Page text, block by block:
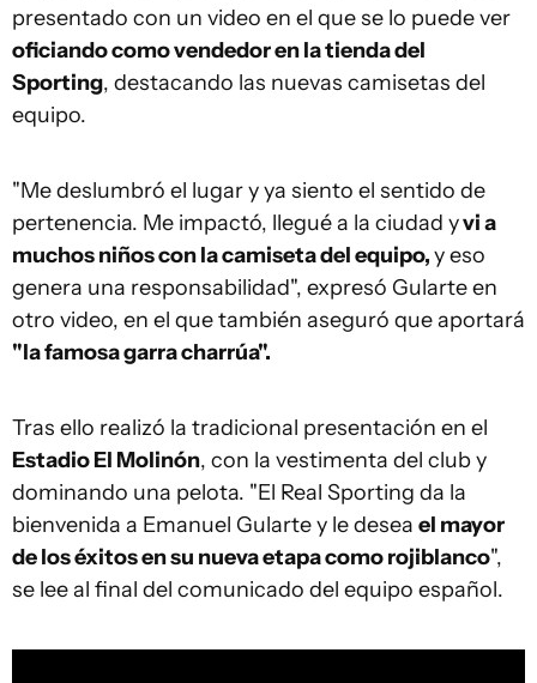
presentado con un video en el que se lo puede ver
oficiando como vendedor en la tienda del
Sporting, destacando las nuevas camisetas del
equipo.
"Me deslumbró el lugar y ya siento el sentido de
pertenencia. Me impactó, llegué a la ciudad yvi a
muchos niños con la camiseta del equipo,y eso
genera una responsabilidad", expresó Gularte en
otro video, en el que también aseguró que aportará
"la famosa garra charrúa".
Tras ello realizó la tradicional presentación en el
Estadio El Molinón, con la vestimenta del club y
dominando una pelota. "El Real Sporting da la
bienvenida a Emanuel Gularte y le desea el mayor
de los éxitos en su nueva etapa como rojiblanco",
se lee al final del comunicado del equipo español.